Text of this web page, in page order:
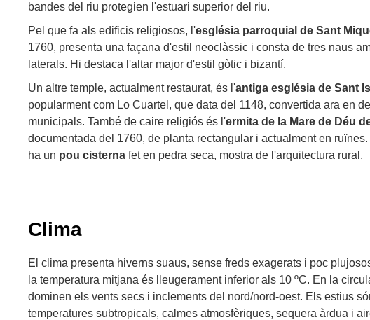
bandes del riu protegien l'estuari superior del riu.
Pel que fa als edificis religiosos, l'església parroquial de Sant
1760, presenta una façana d'estil neoclàssic i consta de tres naus
laterals. Hi destaca l'altar major d'estil gòtic i bizantí.
Un altre temple, actualment restaurat, és l'antiga església de Sant
popularment com Lo Cuartel, que data del 1148, convertida ara en
municipals. També de caire religiós és l'ermita de la Mare de Déu
documentada del 1760, de planta rectangular i actualment en
ha un pou cisterna fet en pedra seca, mostra de l'arquitectura rural.
Clima
El clima presenta hiverns suaus, sense freds exagerats i poc
la temperatura mitjana és lleugerament inferior als 10 ºC. En la
dominen els vents secs i inclements del nord/nord-oest. Els estius
temperatures subtropicals, calmes atmosfèriques, sequera àrdua i